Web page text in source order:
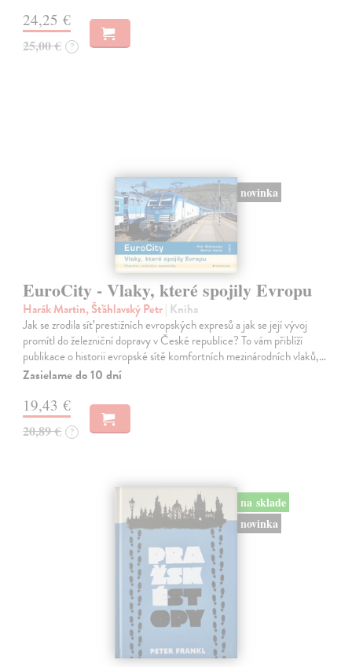
24,25 €
25,00 € ?
novinka
EuroCity - Vlaky, které spojily Evropu
Harák Martin, Šťáhlavský Petr| Kniha
Jak se zrodila síť prestižních evropských expresů a jak se její vývoj
promítl do železniční dopravy v České republice? To vám přiblíží
publikace o historii evropské sítě komfortních mezinárodních vlaků,…
Zasielame do 10 dní
19,43 €
20,89 € ?
na sklade
novinka